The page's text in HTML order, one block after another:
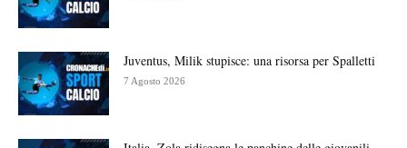
Juventus, Milik stupisce: una risorsa per Spalletti
7 Agosto 2026